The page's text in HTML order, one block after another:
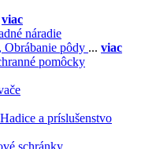
viac
náradie
Obrábanie pôdy ... viac
pomôcky
Hadice a príslušenstvo
schránky